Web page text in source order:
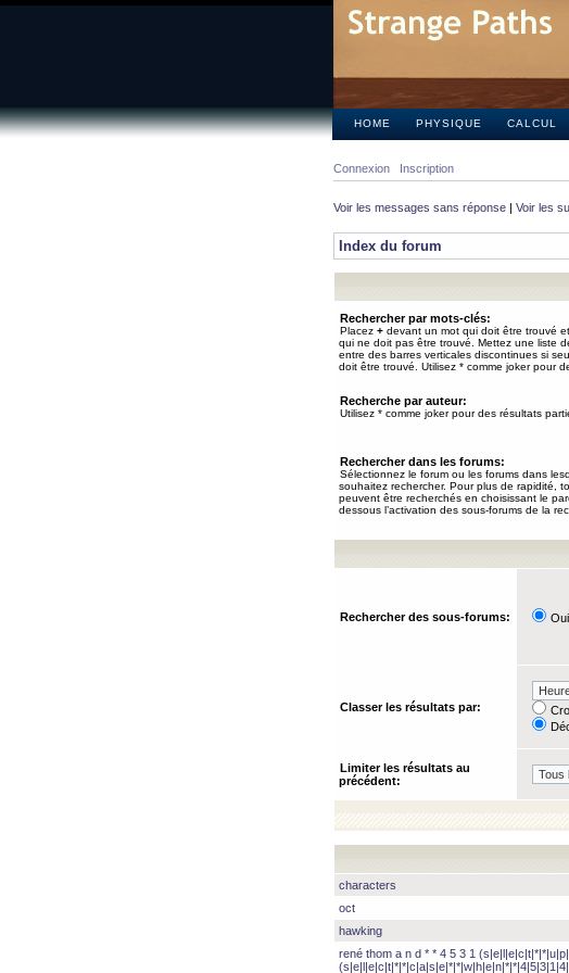
HOME PHYSIQUE CALCUL
Connexion Inscription
Voir les messages sans réponse | Voir les
Index du forum
Rechercher par mots-clés:
Placez + devant un mot qui doit être trouvé et
qui ne doit pas être trouvé. Mettez une liste
entre des barres verticales discontinues si
doit être trouvé. Utilisez * comme joker pour
Recherche par auteur:
Utilisez * comme joker pour des résultats
Rechercher dans les forums:
Sélectionnez le forum ou les forums dans
souhaitez rechercher. Pour plus de rapidité,
peuvent être recherchés en choisissant le
dessous l’activation des sous-forums de la
Rechercher des sous-forums: Oui
Classer les résultats par:
Limiter les résultats au
précédent:
characters
oct
hawking
rené thom a n d * * 4 5 3 1